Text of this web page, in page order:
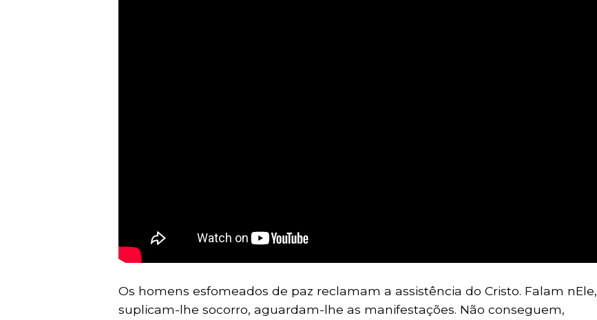
Os homens esfomeados de paz reclamam a assistência do Cristo. Falam nEle,
suplicam-lhe socorro, aguardam-lhe as manifestações. Não conseguem,